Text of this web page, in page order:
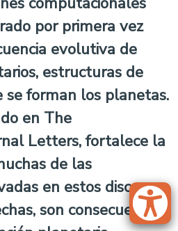
por primera vez
evolutiva de
estructuras de
se forman los planetas.
en The
Letters, fortalece la
de las
en estos discos,
son consecuencia